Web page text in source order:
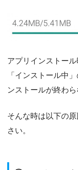
アプリインストー
「インストール中
ンストールが終わら
そんな時は以下の
さい。